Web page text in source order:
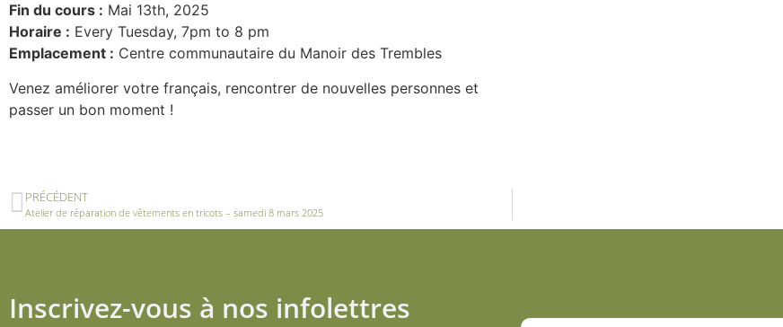
Fin du cours : Mai 13th, 2025
Horaire : Every Tuesday, 7pm to 8 pm
Emplacement : Centre communautaire du Manoir des Trembles
Venez améliorer votre français, rencontrer de nouvelles personnes et
passer un bon moment !
PRÉCÉDENT
Atelier de réparation de vêtements en tricots – samedi 8 mars 2025
Inscrivez-vous à nos infolettres